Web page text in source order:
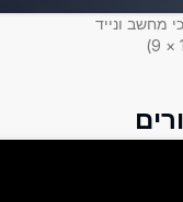
מחשב ונייד
×
9
)